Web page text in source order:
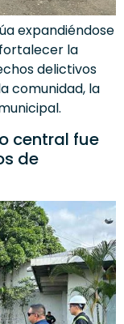
expandiéndose
la
delictivos
comunidad, la
central fue
de